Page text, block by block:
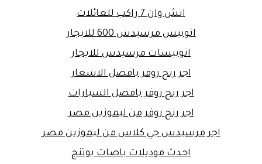
اتش وان 7 راكب للعائلات
اتوبيس مرسيدس 600 للايجار
اتوبيسات مرسيدس للايجار
اجر رنج روفر بافضل الاسعار
اجر رنج روفر بافضل السيارات
اجر رنج روفر من ليموزين مصر
اجر مرسيدس جي كلاس من ليموزين مصر
احدث موديلات باصات يوتنج